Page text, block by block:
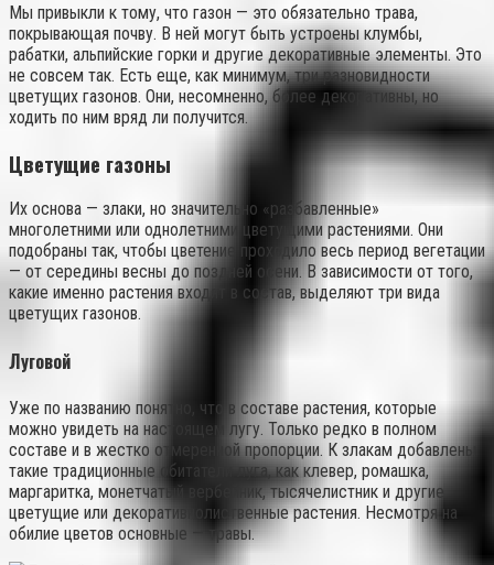
Мы привыкли к тому, что газон — это обязательно трава,
покрывающая почву. В ней могут быть устроены клумбы,
рабатки, альпийские горки и другие декоративные элементы. Это
не совсем так. Есть еще, как минимум, три разновидности
цветущих газонов. Они, несомненно, более декоративны, но
ходить по ним вряд ли получится.
Цветущие газоны
Их основа — злаки, но значительно «разбавленные»
многолетними или однолетними цветущими растениями. Они
подобраны так, чтобы цветение проходило весь период вегетации
— от середины весны до поздней осени. В зависимости от того,
какие именно растения входят в состав, выделяют три вида
цветущих газонов.
Луговой
Уже по названию понятно, что в составе растения, которые
можно увидеть на настоящем лугу. Только редко в полном
составе и в жестко отмеренной пропорции. К злакам добавлены
такие традиционные обитатели луга, как клевер, ромашка,
маргаритка, монетчатый вербейник, тысячелистник и другие
цветущие или декоративнолиственные растения. Несмотря на
обилие цветов основные — травы.